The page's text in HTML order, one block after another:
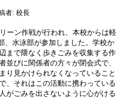
者: 校長
ーン作戦が行われ、本校からは軽
、水泳部が参加しました。学校か
まで隈なく歩きごみを収集する作
並びに関係者の方々が閉会式で、
り見かけられなくなっていること
、それはこの活動に携わっている
がごみを出さないように心がける